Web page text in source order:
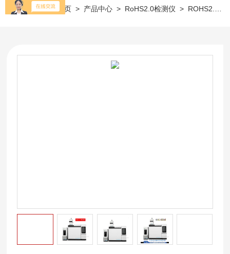
当前位置： 首页 > 产品中心 > RoHS2.0检测仪 > ROHS2.0环保检测仪